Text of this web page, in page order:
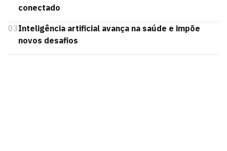
conectado
03Inteligência artificial avança na saúde e impõe
novos desafios